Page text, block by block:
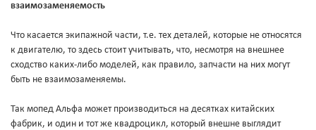
взаимозаменяемость
Что касается экипажной части, т.е. тех деталей, которые не относятся
к двигателю, то здесь стоит учитывать, что, несмотря на внешнее
сходство каких-либо моделей, как правило, запчасти на них могут
быть не взаимозаменяемы.
Так мопед Альфа может производиться на десятках китайских
фабрик, и один и тот же квадроцикл, который внешне выглядит